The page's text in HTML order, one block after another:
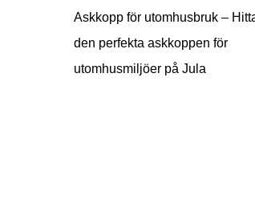
Askkopp för utomhusbruk –
den perfekta askkoppen för
utomhusmiljöer på Jula